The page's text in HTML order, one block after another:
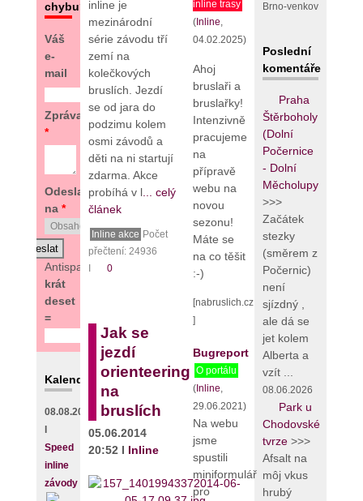
chybu?
Váš
e-
mail
Zpráva
*
Odeslat
na *
Antispam:
krát
deset
=
Kalendář
08.08.2026
Speed
inline
závody
inline je
mezinárodní
série závodu tří
zemí na
kolečkových
bruslích. Jezdí
se od jara do
podzimu kolem
osmi závodů a
děti na ni startují
zdarma. Akce
probíhá v l... celý
článek
Inline akce Počet
přečtení: 24936
0
Jak se
jezdí
orienteering
na
bruslích
05.06.2014
20:52 I Inline
inline trasy
(Inline,
04.02.2025)
Ahoj
bruslaři a
bruslařky!
Intenzivně
pracujeme
na
přípravě
webu na
novou
sezonu!
Máte se
na co těšit
:-)
[nabruslich.cz
]
Bugreport
O portálu
(Inline,
29.06.2021)
Na webu
jsme
spustili
miniformulář
pro
Brno-venkov
Poslední
komentáře
Praha
Štěrboholy
(Dolní
Počernice
- Dolní
Měcholupy
>>>
Začátek
stezky
(směrem z
Počernic)
není
sjízdný ,
ale dá se
jet kolem
Alberta a
vzít ...
08.06.2026
Park u
Chodovské
tvrze>>>
Afsalt na
môj vkus
hrubý